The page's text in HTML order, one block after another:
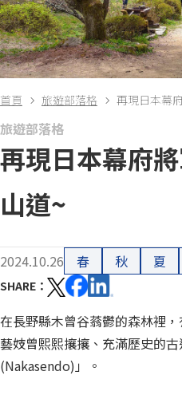
首頁 旅遊部落格 再現日本幕
旅遊部落格
再現日本幕府
山道~
2024.10.26 春 秋 夏
SHARE
在長野縣木曾谷蓊鬱的森林裡
藝妓曾熙熙攘攘、充滿歷史的
(Nakasendo)」。